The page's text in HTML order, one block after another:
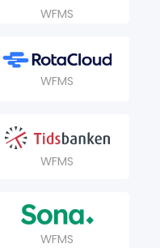
WFMS
WFMS
WFMS
WFMS